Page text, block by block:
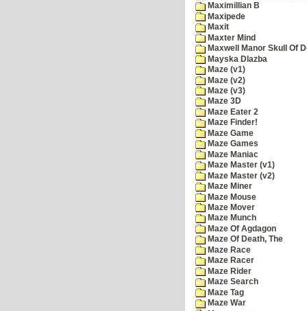
Maximillian B
Maxipede
Maxit
Maxter Mind
Maxwell Manor Skull Of
Mayska Dlazba
Maze (v1)
Maze (v2)
Maze (v3)
Maze 3D
Maze Eater 2
Maze Finder!
Maze Game
Maze Games
Maze Maniac
Maze Master (v1)
Maze Master (v2)
Maze Miner
Maze Mouse
Maze Mover
Maze Munch
Maze Of Agdagon
Maze Of Death, The
Maze Race
Maze Racer
Maze Rider
Maze Search
Maze Tag
Maze War